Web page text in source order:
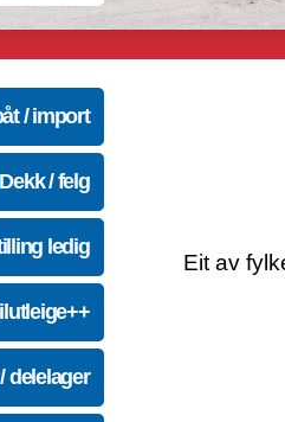
/ import
Dekk / felg
ledig
delelager
Eit av